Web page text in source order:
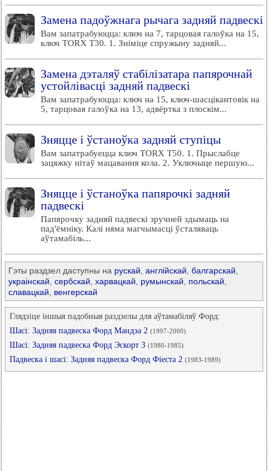
Замена падоўжнага рычага задняй падвескі
Вам запатрабуюцца: ключ на 7, тарцовая галоўка на 15,
ключ TORX Т30. 1. Зніміце спружыну задняй...
Замена дэталяў стабілізатара папярочнай
устойлівасці задняй падвескі
Вам запатрабуюцца: ключ на 15, ключ-шасцікантовік на
5, тарцовая галоўка на 13, адвёртка з плоскім...
Зняцце і ўстаноўка задняй ступіцы
Вам запатрабуецца ключ TORX Т50. 1. Прыслабце
зацяжку нітаў мацавання кола. 2. Уключыце першую...
Зняцце і ўстаноўка папярочкі задняй
падвескі
Папярочку задняй падвескі зручней здымаць на
пад'ёмніку. Калі няма магчымасці ўсталяваць
аўтамабіль...
Гэты раздзел даступны на рускай англійскай балгарскай
украінскай сербскай харвацкай румынскай польскай
славацкай
венгерскай
Глядзіце іншыя падобныя раздзелы для аўтамабіляў Форд:
Шасі: Задняя падвеска Форд Мандэа 2 (1997-2000)
Шасі: Задняя падвеска Форд Эскорт 3 (1980-1985)
Падвеска і шасі: Задняя падвеска Форд Фіеста 2 (1983-1989)